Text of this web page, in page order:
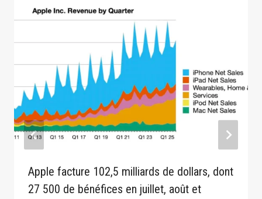
Apple facture 102,5 milliards de dollars, dont
27 500 de bénéfices en juillet, août et